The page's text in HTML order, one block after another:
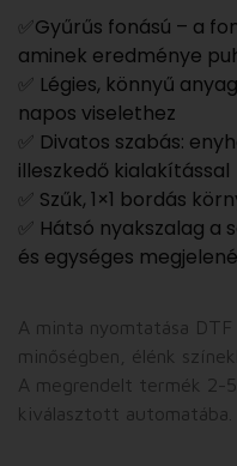
✅Gyűrűs fonású – a
aminek eredménye
✅ Légies, könnyű
napos viselethez
✅ Divatos szabás:
illeszkedő kialakítással
✅ Szűk, 1×1 bordás
✅ Hátsó nyakszalag
és egységes
A minta nyomtatása
minőségben, élénk
A megrendelt termék 2-
kiválasztott automatába.